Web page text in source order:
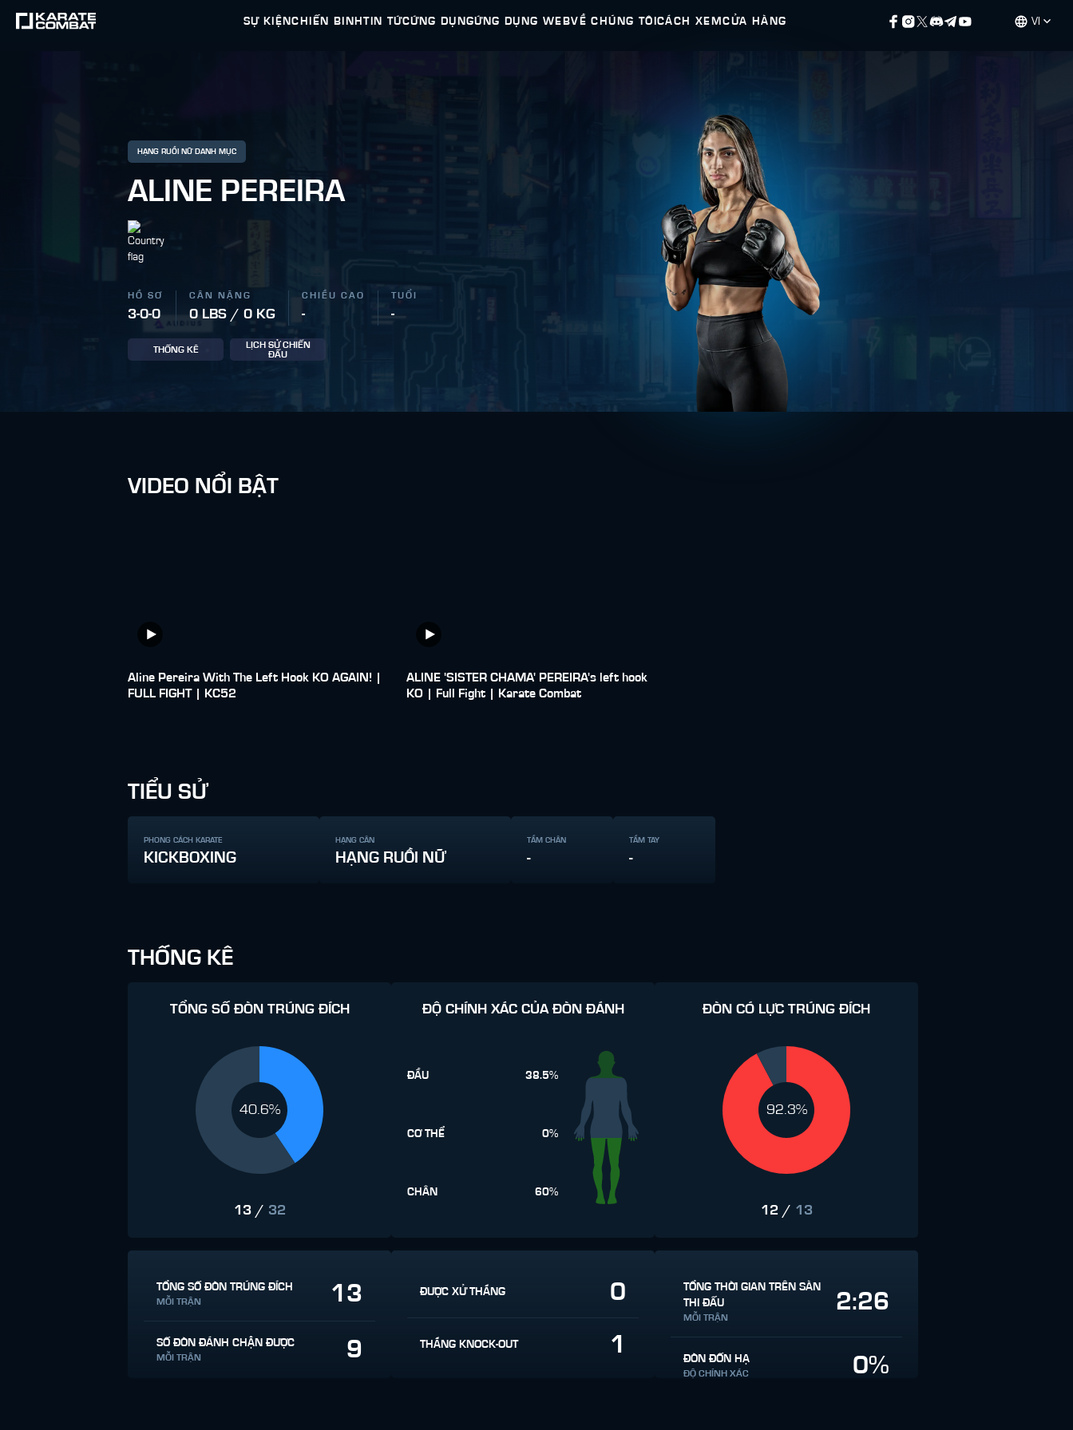
VI
SỰ KIỆNCHIẾN BINHTIN TỨCỨNG DỤNGỨNG DỤNG WEBVỀ CHÚNG TÔICÁCH XEMCỬA HÀNG
HẠNG RUỒI NỮ DANH MỤC
ALINE PEREIRA
HỒ SƠ
3-0-0
CÂN NẶNG
0 LBS / 0 KG
CHIỀU CAO
-
TUỔI
-
THỐNG KÊ
LỊCH SỬ CHIẾN
ĐẤU
VIDEO NỔI BẬT
Aline Pereira With The Left Hook KO AGAIN! |
FULL FIGHT | KC52
ALINE 'SISTER CHAMA' PEREIRA's left hook
KO | Full Fight | Karate Combat
TIỂU SỬ
PHONG CÁCH KARATE
KICKBOXING
HẠNG CÂN
HẠNG RUỒI NỮ
TẦM CHÂN
-
TẦM TAY
-
THỐNG KÊ
TỔNG SỐ ĐÒN TRÚNG ĐÍCH
40.6%
13/ 32
ĐỘ CHÍNH XÁC CỦA ĐÒN ĐÁNH
ĐẦU 38.5%
CƠ THỂ 0%
CHÂN 60%
ĐÒN CÓ LỰC TRÚNG ĐÍCH
92.3%
12 / 13
TỔNG SỐ ĐÒN TRÚNG ĐÍCH
MỖI TRẬN 13
SỐ ĐÒN ĐÁNH CHẶN ĐƯỢC
MỖI TRẬN 9
ĐƯỢC XỬ THẮNG 0
THẮNG KNOCK-OUT 1
TỔNG THỜI GIAN TRÊN SÀN
THI ĐẤU
MỖI TRẬN
2:26
ĐÒN ĐỐN HẠ
ĐỘ CHÍNH XÁC 0%